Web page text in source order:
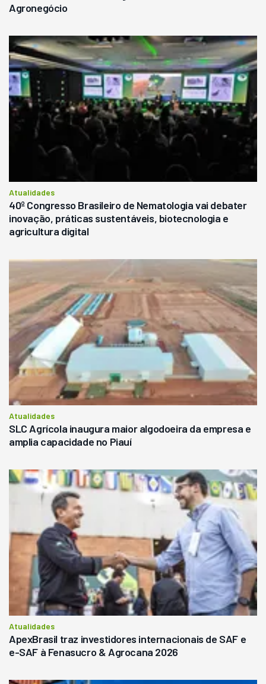
Agronegócio
Atualidades
40º Congresso Brasileiro de Nematologia vai debater
inovação, práticas sustentáveis, biotecnologia e
agricultura digital
Atualidades
SLC Agrícola inaugura maior algodoeira da empresa e
amplia capacidade no Piauí
Atualidades
ApexBrasil traz investidores internacionais de SAF e
e-SAF à Fenasucro & Agrocana 2026